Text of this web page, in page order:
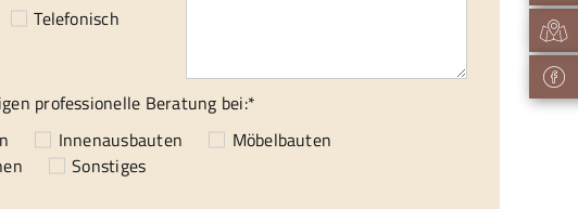
Telefonisch
professionelle Beratung bei:*
Innenausbauten
Möbelbauten
Sonstiges